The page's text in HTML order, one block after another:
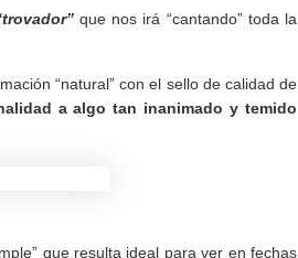
que nos irá “cantando” toda la
“natural” con el sello de calidad de
a algo tan inanimado y temido
que resulta ideal para ver en fechas